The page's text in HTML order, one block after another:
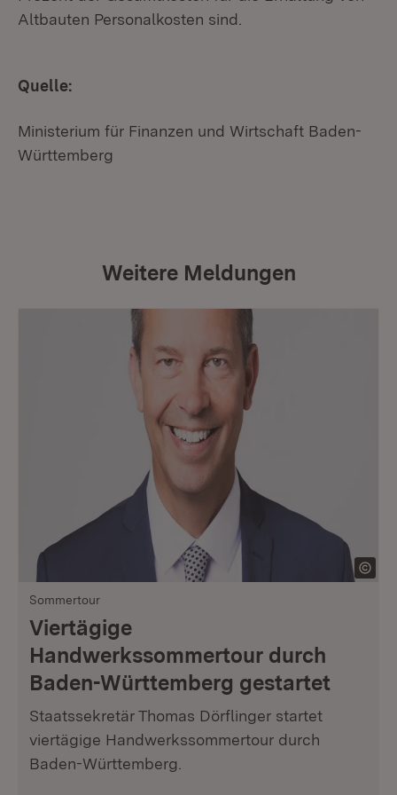
Altbauten Personalkosten sind.
Quelle:
Ministerium für Finanzen und Wirtschaft Baden-
Württemberg
Weitere Meldungen
Sommertour
Viertägige
Handwerkssommertour durch
Baden-Württemberg gestartet
Staatssekretär Thomas Dörflinger startet
viertägige Handwerkssommertour durch
Baden-Württemberg.